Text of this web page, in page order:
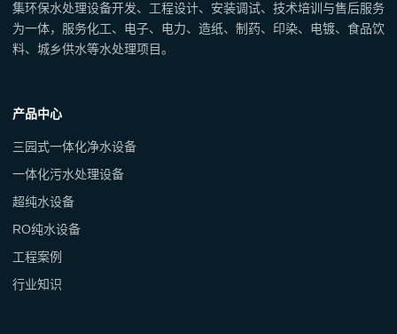
集环保水处理设备开发、工程设计、安装调试、技术培训与售后服务
为一体，服务化工、电子、电力、造纸、制药、印染、电镀、食品饮
料、城乡供水等水处理项目。
产品中心
三园式一体化净水设备
一体化污水处理设备
超纯水设备
RO纯水设备
工程案例
行业知识